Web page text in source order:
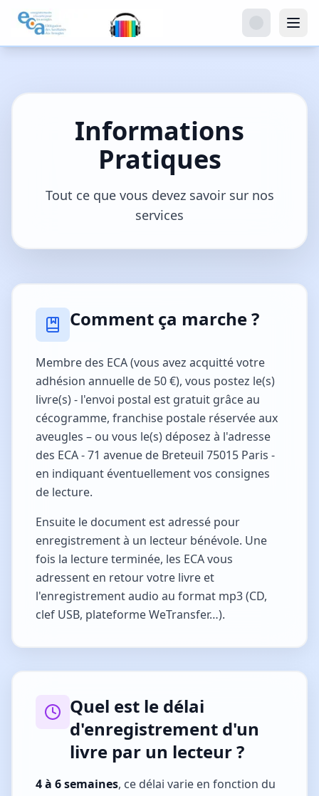
Informations
Pratiques
Tout ce que vous devez savoir sur nos
services
Comment ça marche ?
Membre des ECA (vous avez acquitté votre
adhésion annuelle de 50 €), vous postez le(s)
livre(s) - l'envoi postal est gratuit grâce au
cécogramme, franchise postale réservée aux
aveugles – ou vous le(s) déposez à l'adresse
des ECA - 71 avenue de Breteuil 75015 Paris -
en indiquant éventuellement vos consignes
de lecture.
Ensuite le document est adressé pour
enregistrement à un lecteur bénévole. Une
fois la lecture terminée, les ECA vous
adressent en retour votre livre et
l'enregistrement audio au format mp3 (CD,
clef USB, plateforme WeTransfer…).
Quel est le délai
d'enregistrement d'un
livre par un lecteur ?
4 à 6 semaines, ce délai varie en fonction du